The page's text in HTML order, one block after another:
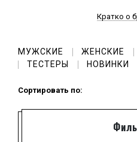
выпустила
парфюмеры Клиник
Каждый женский парфюм
Ее аурой свежести,
Базируясь на
обладают своей
них несет в себе свой
Кратко о
МУЖСКИЕ ЖЕНСКИЕ
ТЕСТЕРЫ
НОВИНКИ
Сортировать по: